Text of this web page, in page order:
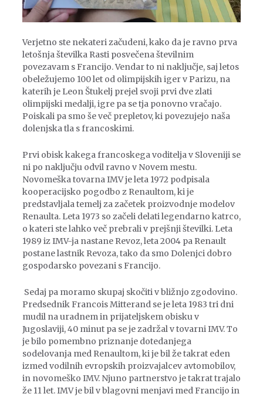
Verjetno ste nekateri začudeni, kako da je ravno prva
letošnja številka Rasti posvečena številnim
povezavam s Francijo. Vendar to ni naključje, saj letos
obeležujemo 100 let od olimpijskih iger v Parizu, na
katerih je Leon Štukelj prejel svoji prvi dve zlati
olimpijski medalji, igre pa se tja ponovno vračajo.
Poiskali pa smo še več prepletov, ki povezujejo naša
dolenjska tla s francoskimi.
Prvi obisk kakega francoskega voditelja v Sloveniji se
ni po naključju odvil ravno v Novem mestu.
Novomeška tovarna IMV je leta 1972 podpisala
kooperacijsko pogodbo z Renaultom, ki je
predstavljala temelj za začetek proizvodnje modelov
Renaulta. Leta 1973 so začeli delati legendarno katrco,
o kateri ste lahko več prebrali v prejšnji številki. Leta
1989 iz IMV-ja nastane Revoz, leta 2004 pa Renault
postane lastnik Revoza, tako da smo Dolenjci dobro
gospodarsko povezani s Francijo.
Sedaj pa moramo skupaj skočiti v bližnjo zgodovino.
Predsednik Francois Mitterand se je leta 1983 tri dni
mudil na uradnem in prijateljskem obisku v
Jugoslaviji, 40 minut pa se je zadržal v tovarni IMV. To
je bilo pomembno priznanje dotedanjega
sodelovanja med Renaultom, ki je bil že takrat eden
izmed vodilnih evropskih proizvajalcev avtomobilov,
in novomeško IMV. Njuno partnerstvo je takrat trajalo
že 11 let. IMV je bil v blagovni menjavi med Francijo in